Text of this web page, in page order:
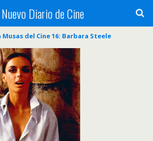
Nuevo Diario de Cine
Musas del Cine 16: Barbara Steele